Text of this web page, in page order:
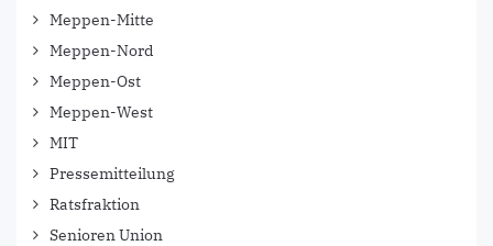
Meppen-Mitte
Meppen-Nord
Meppen-Ost
Meppen-West
MIT
Pressemitteilung
Ratsfraktion
Senioren Union